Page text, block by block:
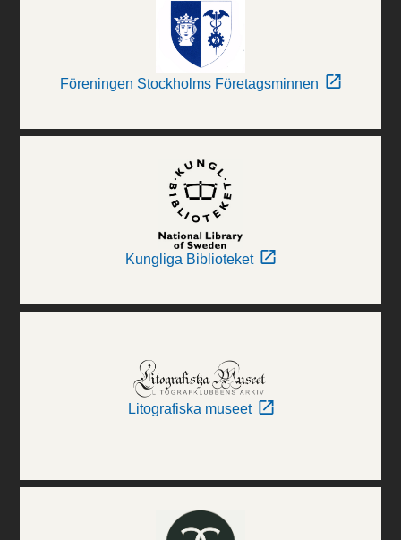
Föreningen Stockholms Företagsminnen
Kungliga Biblioteket
Litografiska museet